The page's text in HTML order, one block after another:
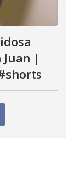
Juan |